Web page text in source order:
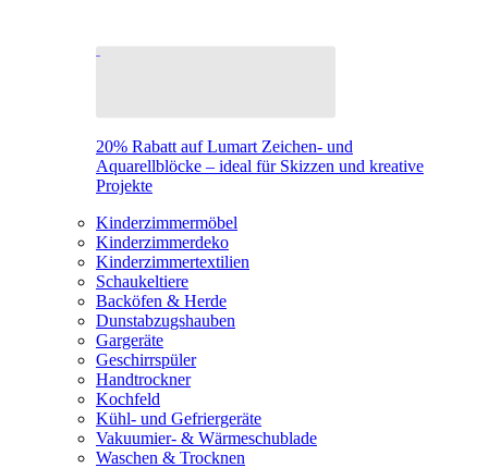
20% Rabatt auf Lumart Zeichen- und
Aquarellblöcke – ideal für Skizzen und kreative
Projekte
Kinderzimmermöbel
Kinderzimmerdeko
Kinderzimmertextilien
Schaukeltiere
Backöfen & Herde
Dunstabzugshauben
Gargeräte
Geschirrspüler
Handtrockner
Kochfeld
Kühl- und Gefriergeräte
Vakuumier- & Wärmeschublade
Waschen & Trocknen